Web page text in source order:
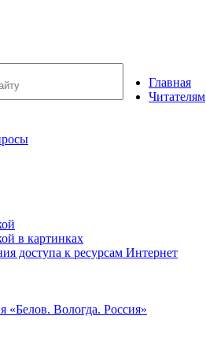
Главная
Читателям
в картинках
доступа к ресурсам Интернет
«Белов. Вологда. Россия»